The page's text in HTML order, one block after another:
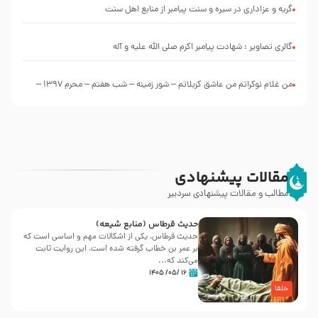
گریه و عزاداری در سیره و سنت پیامبر از منابع اهل سنت
گالری تصاویر : شهادت پیامبر اکرم صلی الله علیه و آله
من غلام نوکراتم من عاشق کربلاتم – شور زمینه – شب هفتم – محرم 1397 –
مقالات پیشنهادی
مطالب و مقالات پیشنهادی سردبیر
خلفا
حدیث قرطاس (منابع شیعه)
حدیث قرطاس، یکی از اشکالات مهم و اساسی است که
بر عمر بن خطاب گرفته شده است، این روایت ثابت
می‌کند که...
۱۶ /۰۵/ ۱۴۰۵